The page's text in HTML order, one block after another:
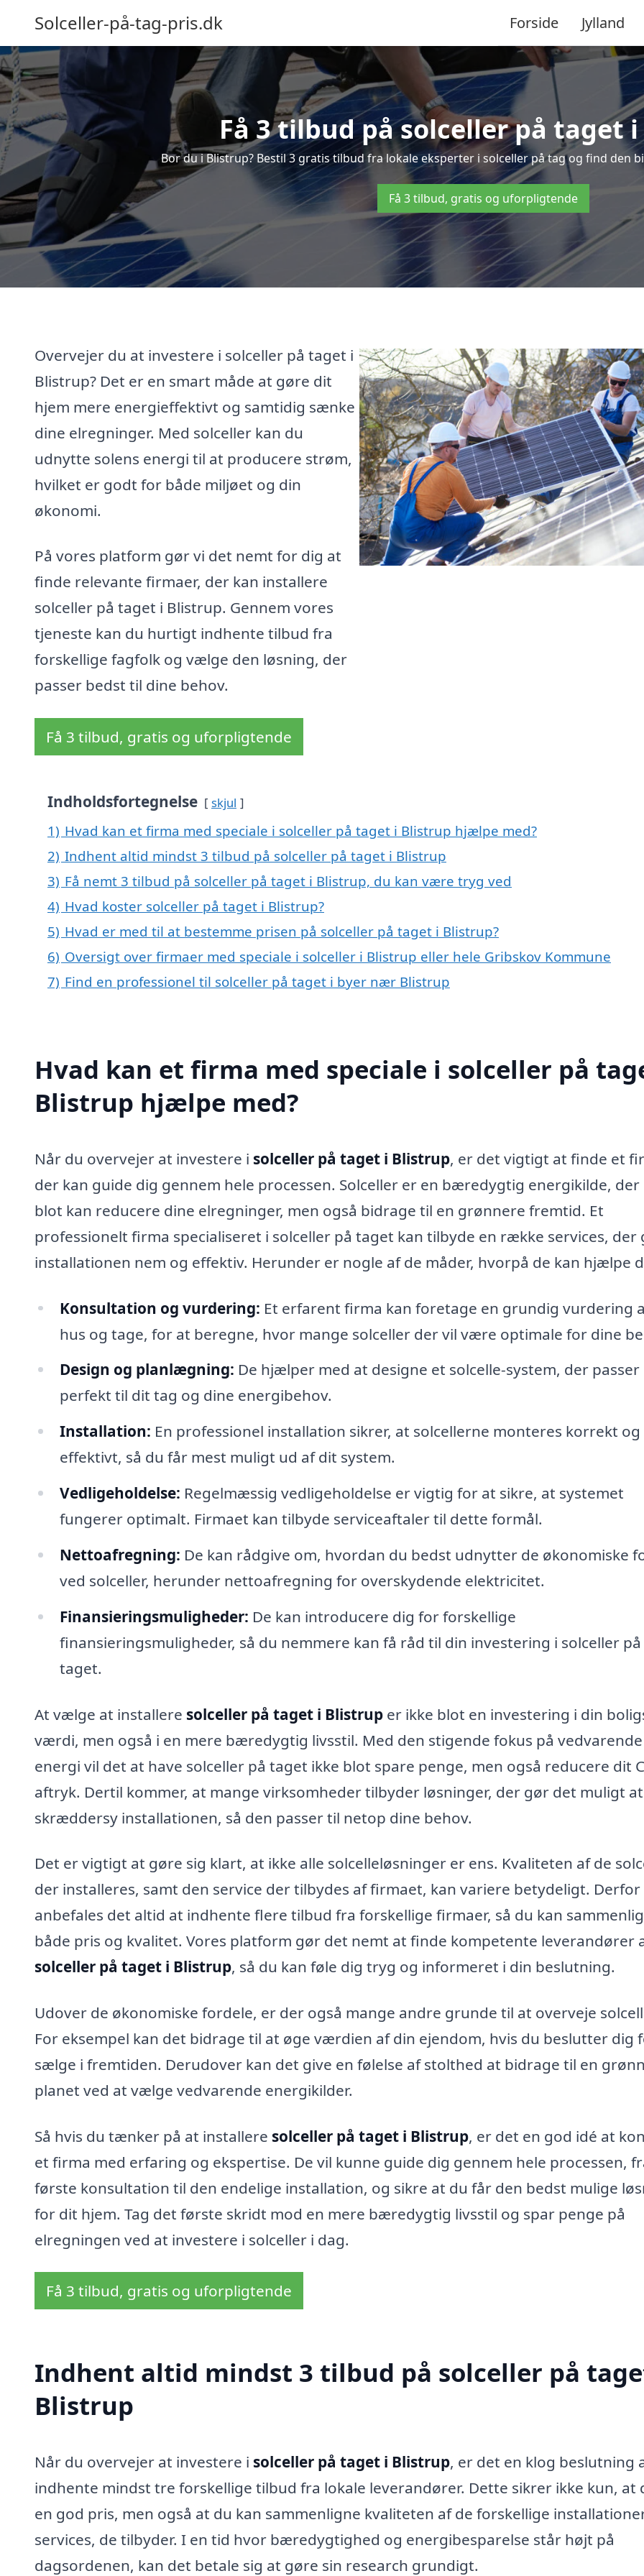
Solceller-på-tag-pris.dk Forside Jylland
Få 3 tilbud på solceller på taget
Bor du i Blistrup? Bestil 3 gratis tilbud fra lokale eksperter i solceller på tag og find den
Få 3 tilbud, gratis og uforpligtende
Overvejer du at investere i solceller på taget i
Blistrup? Det er en smart måde at gøre dit
hjem mere energieffektivt og samtidig sænke
dine elregninger. Med solceller kan du
udnytte solens energi til at producere strøm,
hvilket er godt for både miljøet og din
økonomi.
På vores platform gør vi det nemt for dig at
finde relevante firmaer, der kan installere
solceller på taget i Blistrup. Gennem vores
tjeneste kan du hurtigt indhente tilbud fra
forskellige fagfolk og vælge den løsning, der
passer bedst til dine behov.
Få 3 tilbud, gratis og uforpligtende
Indholdsfortegnelse skjul
1) Hvad kan et firma med speciale i solceller på taget i Blistrup hjælpe med?
2) Indhent altid mindst 3 tilbud på solceller på taget i Blistrup
3) Få nemt 3 tilbud på solceller på taget i Blistrup, du kan være tryg ved
4) Hvad koster solceller på taget i Blistrup?
5) Hvad er med til at bestemme prisen på solceller på taget i Blistrup?
6) Oversigt over firmaer med speciale i solceller i Blistrup eller hele Gribskov Kommune
7) Find en professionel til solceller på taget i byer nær Blistrup
Hvad kan et firma med speciale i solceller på
Blistrup hjælpe med?
Når du overvejer at investere i solceller på taget i Blistrup, er det vigtigt at finde et
der kan guide dig gennem hele processen. Solceller er en bæredygtig energikilde, der
blot kan reducere dine elregninger, men også bidrage til en grønnere fremtid. Et
professionelt firma specialiseret i solceller på taget kan tilbyde en række services, der
installationen nem og effektiv. Herunder er nogle af de måder, hvorpå de kan hjælpe
Konsultation og vurdering: Et erfarent firma kan foretage en grundig vurdering
hus og tage, for at beregne, hvor mange solceller der vil være optimale for dine
Design og planlægning: De hjælper med at designe et solcelle-system, der passer
perfekt til dit tag og dine energibehov.
Installation: En professionel installation sikrer, at solcellerne monteres korrekt og
effektivt, så du får mest muligt ud af dit system.
Vedligeholdelse: Regelmæssig vedligeholdelse er vigtig for at sikre, at systemet
fungerer optimalt. Firmaet kan tilbyde serviceaftaler til dette formål.
Nettoafregning: De kan rådgive om, hvordan du bedst udnytter de økonomiske
ved solceller, herunder nettoafregning for overskydende elektricitet.
Finansieringsmuligheder: De kan introducere dig for forskellige
finansieringsmuligheder, så du nemmere kan få råd til din investering i solceller på
taget.
At vælge at installere solceller på taget i Blistrup er ikke blot en investering i din
værdi, men også i en mere bæredygtig livsstil. Med den stigende fokus på vedvarende
energi vil det at have solceller på taget ikke blot spare penge, men også reducere dit
aftryk. Dertil kommer, at mange virksomheder tilbyder løsninger, der gør det muligt at
skræddersy installationen, så den passer til netop dine behov.
Det er vigtigt at gøre sig klart, at ikke alle solcelleløsninger er ens. Kvaliteten af de
der installeres, samt den service der tilbydes af firmaet, kan variere betydeligt. Derfor
anbefales det altid at indhente flere tilbud fra forskellige firmaer, så du kan
både pris og kvalitet. Vores platform gør det nemt at finde kompetente leverandører
solceller på taget i Blistrup, så du kan føle dig tryg og informeret i din beslutning.
Udover de økonomiske fordele, er der også mange andre grunde til at overveje
For eksempel kan det bidrage til at øge værdien af din ejendom, hvis du beslutter dig
sælge i fremtiden. Derudover kan det give en følelse af stolthed at bidrage til en
planet ved at vælge vedvarende energikilder.
Så hvis du tænker på at installere solceller på taget i Blistrup, er det en god idé at
et firma med erfaring og ekspertise. De vil kunne guide dig gennem hele processen,
første konsultation til den endelige installation, og sikre at du får den bedst mulige
for dit hjem. Tag det første skridt mod en mere bæredygtig livsstil og spar penge på
elregningen ved at investere i solceller i dag.
Få 3 tilbud, gratis og uforpligtende
Indhent altid mindst 3 tilbud på solceller på
Blistrup
Når du overvejer at investere i solceller på taget i Blistrup, er det en klog beslutning
indhente mindst tre forskellige tilbud fra lokale leverandører. Dette sikrer ikke kun, at
en god pris, men også at du kan sammenligne kvaliteten af de forskellige
services, de tilbyder. I en tid hvor bæredygtighed og energibesparelse står højt på
dagsordenen, kan det betale sig at gøre sin research grundigt.